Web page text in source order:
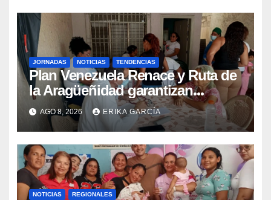
JORNADAS NOTICIAS TENDENCIAS
Plan Venezuela Renace y Ruta de
la Aragüeñidad garantizan
atención médica integral en
Aragua
AGO 8, 2026 ERIKA GARCÍA
NOTICIAS REGIONALES